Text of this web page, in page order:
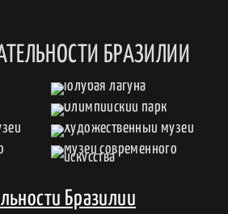
БРАЗИЛИИ
Бразилии